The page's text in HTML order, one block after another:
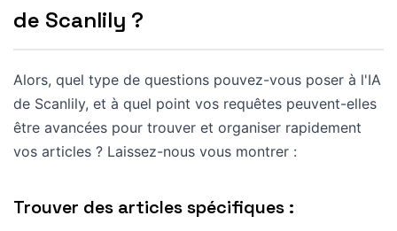
de Scanlily ?
Alors, quel type de questions pouvez-vous poser à l'IA
de Scanlily, et à quel point vos requêtes peuvent-elles
être avancées pour trouver et organiser rapidement
vos articles ? Laissez-nous vous montrer :
Trouver des articles spécifiques :